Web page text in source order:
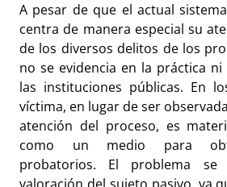
A pesar de que el actual
centra de manera especial su
de los diversos delitos de los
no se evidencia en la práctica
las instituciones públicas. En
víctima, en lugar de ser
atención del proceso, es
como un medio para
probatorios. El problema